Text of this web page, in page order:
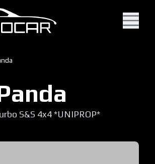
S&S 4x4 *UNIPROP*